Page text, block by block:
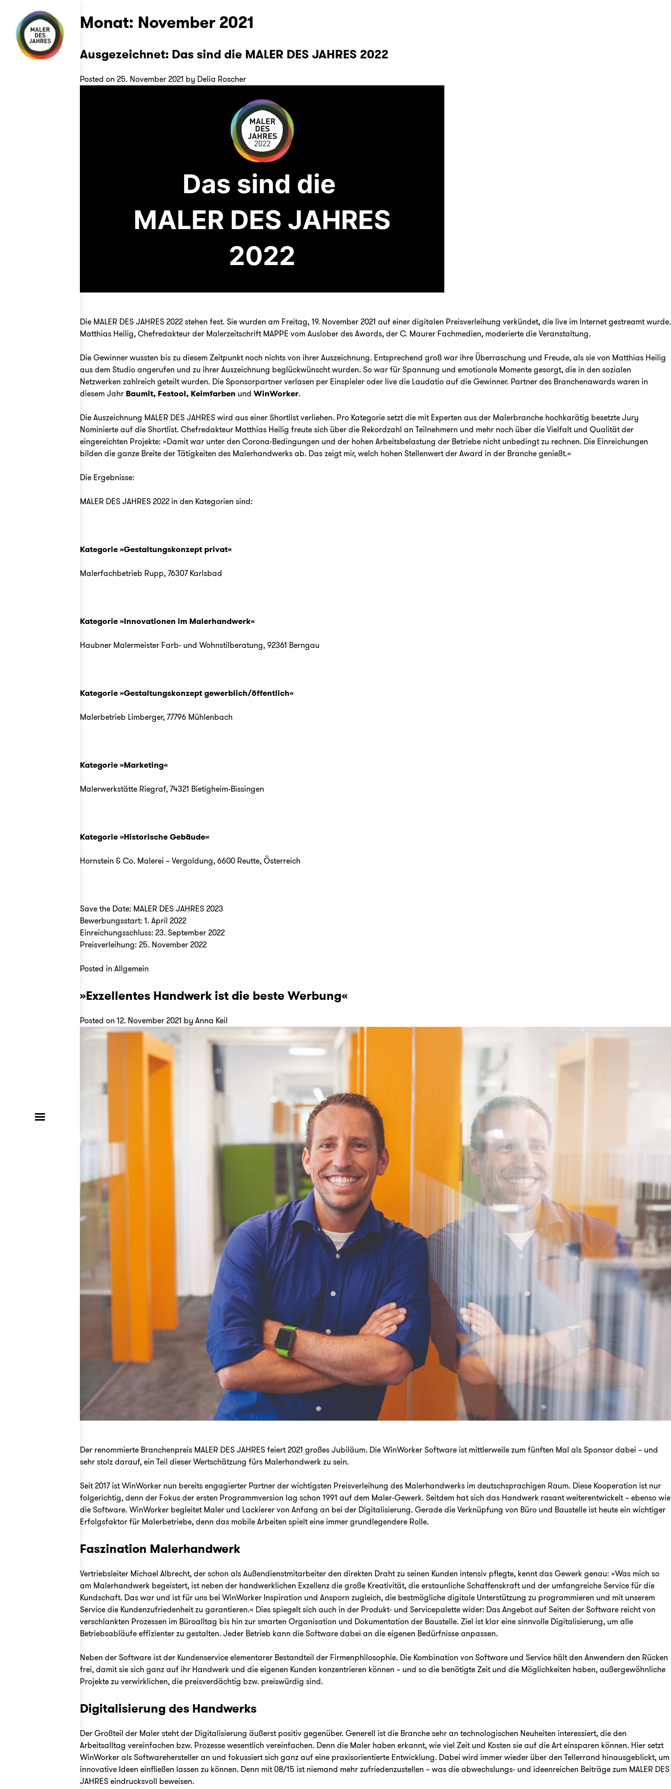
content
Monat: November 2021
Ausgezeichnet: Das sind die MALER DES JAHRES 2022
Posted on 25. November 2021 by Delia Roscher
Die MALER DES JAHRES 2022 stehen fest. Sie wurden am Freitag, 19. November 2021 auf einer digitalen Preisverleihung verkündet, die live im Internet gestreamt wurde.
Matthias Heilig, Chefredakteur der Malerzeitschrift MAPPE vom Auslober des Awards, der C. Maurer Fachmedien, moderierte die Veranstaltung.
Die Gewinner wussten bis zu diesem Zeitpunkt noch nichts von ihrer Auszeichnung. Entsprechend groß war ihre Überraschung und Freude, als sie von Matthias Heilig
aus dem Studio angerufen und zu ihrer Auszeichnung beglückwünscht wurden. So war für Spannung und emotionale Momente gesorgt, die in den sozialen
Netzwerken zahlreich geteilt wurden. Die Sponsorpartner verlasen per Einspieler oder live die Laudatio auf die Gewinner. Partner des Branchenawards waren in
diesem Jahr Baumit, Festool, Keimfarben und WinWorker.
Die Auszeichnung MALER DES JAHRES wird aus einer Shortlist verliehen. Pro Kategorie setzt die mit Experten aus der Malerbranche hochkarätig besetzte Jury
Nominierte auf die Shortlist. Chefredakteur Matthias Heilig freute sich über die Rekordzahl an Teilnehmern und mehr noch über die Vielfalt und Qualität der
eingereichten Projekte: »Damit war unter den Corona-Bedingungen und der hohen Arbeitsbelastung der Betriebe nicht unbedingt zu rechnen. Die Einreichungen
bilden die ganze Breite der Tätigkeiten des Malerhandwerks ab. Das zeigt mir, welch hohen Stellenwert der Award in der Branche genießt.«
Die Ergebnisse:
MALER DES JAHRES 2022 in den Kategorien sind:
Kategorie »Gestaltungskonzept privat«
Malerfachbetrieb Rupp, 76307 Karlsbad
Kategorie »Innovationen im Malerhandwerk«
Haubner Malermeister Farb- und Wohnstilberatung, 92361 Berngau
Kategorie »Gestaltungskonzept gewerblich/öffentlich«
Malerbetrieb Limberger, 77796 Mühlenbach
Kategorie »Marketing«
Malerwerkstätte Riegraf, 74321 Bietigheim-Bissingen
Kategorie »Historische Gebäude«
Hornstein & Co. Malerei – Vergoldung, 6600 Reutte, Österreich
Save the Date: MALER DES JAHRES 2023
Bewerbungsstart: 1. April 2022
Einreichungsschluss: 23. September 2022
Preisverleihung: 25. November 2022
Posted in Allgemein
»Exzellentes Handwerk ist die beste Werbung«
Posted on 12. November 2021 by Anna Keil
Der renommierte Branchenpreis MALER DES JAHRES feiert 2021 großes Jubiläum. DieWinWorkerSoftware ist mittlerweile zum fünften Mal als Sponsor dabei – und
sehr stolz darauf, ein Teil dieser Wertschätzung fürs Malerhandwerk zu sein.
Seit 2017 ist WinWorker nun bereits engagierter Partner der wichtigsten Preisverleihung des Malerhandwerks im deutschsprachigen Raum. Diese Kooperation ist nur
folgerichtig, denn der Fokus der ersten Programmversion lag schon 1991 auf dem Maler-Gewerk. Seitdem hat sich das Handwerk rasant weiterentwickelt – ebenso wie
die Software. WinWorker begleitet Maler und Lackierer von Anfang an bei der Digitalisierung. Gerade die Verknüpfung von Büro und Baustelle ist heute ein wichtiger
Erfolgsfaktor für Malerbetriebe, denn das mobile Arbeiten spielt eine immer grundlegendere Rolle.
Faszination Malerhandwerk
Vertriebsleiter Michael Albrecht, der schon als Außendienstmitarbeiter den direkten Draht zu seinen Kunden intensiv pflegte, kennt das Gewerk genau: »Was mich so
am Malerhandwerk begeistert, ist neben der handwerklichen Exzellenz die große Kreativität, die erstaunliche Schaffenskraft und der umfangreiche Service für die
Kundschaft. Das war und ist für uns bei WinWorker Inspiration und Ansporn zugleich, die bestmögliche digitale Unterstützung zu programmieren und mit unserem
Service die Kundenzufriedenheit zu garantieren.« Dies spiegelt sich auch in der Produkt- und Servicepalette wider: Das Angebot auf Seiten der Software reicht von
verschlankten Prozessen im Büroalltag bis hin zur smarten Organisation und Dokumentation der Baustelle. Ziel ist klar eine sinnvolle Digitalisierung, um alle
Betriebsabläufe effizienter zu gestalten. Jeder Betrieb kann die Software dabei an die eigenen Bedürfnisse anpassen.
Neben der Software ist der Kundenservice elementarer Bestandteil der Firmenphilosophie. Die Kombination von Software und Service hält den Anwendern den Rücken
frei, damit sie sich ganz auf ihr Handwerk und die eigenen Kunden konzentrieren können – und so die benötigte Zeit und die Möglichkeiten haben, außergewöhnliche
Projekte zu verwirklichen, die preisverdächtig bzw. preiswürdig sind.
Digitalisierung des Handwerks
Der Großteil der Maler steht der Digitalisierung äußerst positiv gegenüber. Generell ist die Branche sehr an technologischen Neuheiten interessiert, die den
Arbeitsalltag vereinfachen bzw. Prozesse wesentlich vereinfachen. Denn die Maler haben erkannt, wie viel Zeit und Kosten sie auf die Art einsparen können. Hier setzt
WinWorker als Softwarehersteller an und fokussiert sich ganz auf eine praxisorientierte Entwicklung. Dabei wird immer wieder über den Tellerrand hinausgeblickt, um
innovative Ideen einfließen lassen zu können. Denn mit 08/15 ist niemand mehr zufriedenzustellen – was die abwechslungs- und ideenreichen Beiträge zum MALER DES
JAHRES eindrucksvoll beweisen.